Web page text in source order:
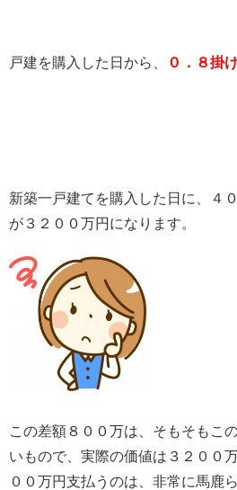
戸建を購入した日から、 ０．８掛
新築一戸建てを購入した日に、４
が３２００万円になります。
この差額８００万は、そもそもこ
いもので、実際の価値は３２００
００万円支払うのは、非常に馬鹿ら